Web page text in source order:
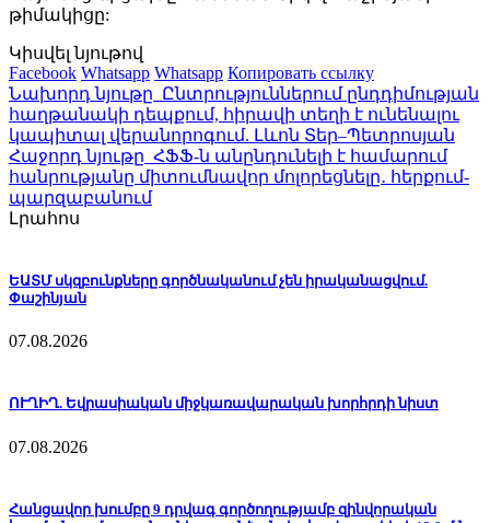
թիմակիցը:
Կիսվել նյութով
Facebook Whatsapp Whatsapp Копировать ссылку
Նախորդ նյութը Ընտրություններում ընդդիմության
հաղթանակի դեպքում, հիրավի տեղի է ունենալու
կապիտալ վերանորոգում. Լևոն Տեր–Պետրոսյան
Հաջորդ նյութը ՀՖՖ-ն անընդունելի է համարում
հանրությանը միտումնավոր մոլորեցնելը․ հերքում-
պարզաբանում
Լրահոս
ԵԱՏՄ սկզբունքները գործնականում չեն իրականացվում.
Փաշինյան
07.08.2026
ՈՒՂԻՂ. Եվրասիական միջկառավարական խորհրդի նիստ
07.08.2026
Հանցավոր խումբը 9 դրվագ գործողությամբ զինվորական